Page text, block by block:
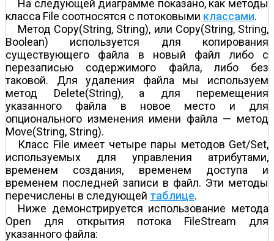
На следующей диаграмме показано, как методы
класса File соотносятся с потоковыми классами.
Метод Copy(String, String), или Copy(String, String,
Boolean) используется для копирования
существующего файла в новый файл либо с
перезаписью содержимого файла, либо без
таковой. Для удаления файла мы используем
метод Delete(String), а для перемещения
указанного файла в новое место и для
опционального изменения имени файла — метод
Move(String, String).
Класс File имеет четыре пары методов Get/Set,
используемых для управления атрибутами,
временем создания, временем доступа и
временем последней записи в файл. Эти методы
перечислены в следующей таблице.
Ниже демонстрируется использование метода
Open для открытия потока FileStream для
указанного файла: